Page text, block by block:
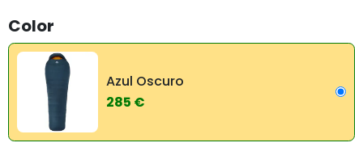
Color
Azul Oscuro
285 €